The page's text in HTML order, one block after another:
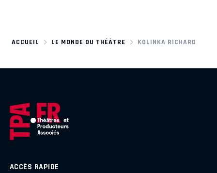
ACCUEIL LE MONDE DU THÉÂTRE KOLINKA RICHARD
ACCÈS RAPIDE